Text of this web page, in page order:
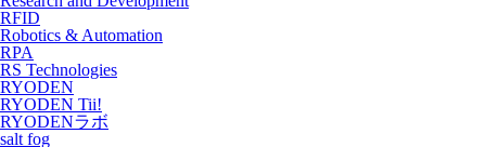
RFID
Robotics & Automation
RPA
RS Technologies
RYODEN
RYODEN Tii!
RYODENラボ
salt fog